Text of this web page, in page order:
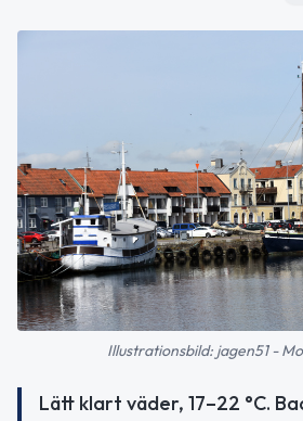
Illustrationsbild: jagen51 -
Lätt klart väder, 17–22 °C.